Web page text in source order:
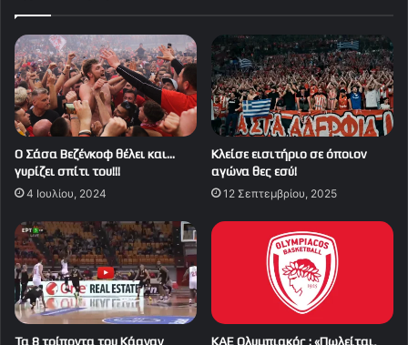
Ο Σάσα Βεζένκοφ θέλει και…
γυρίζει σπίτι του!!!
4 Ιουλίου, 2024
Κλείσε εισιτήριο σε όποιον
αγώνα θες εσύ!
12 Σεπτεμβρίου, 2025
Τα 8 τρίποντα του Κάαναν
ΚΑΕ Ολυμπιακός : «Πωλείται,